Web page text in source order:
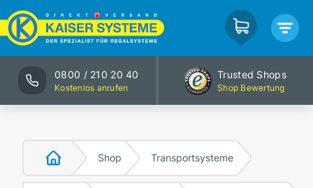
0800 / 210 20 40
Kostenlos anrufen
Trusted Shops
Shop Bewertung
Shop Transportsysteme